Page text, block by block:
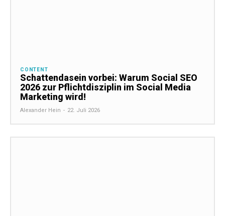
CONTENT
Schattendasein vorbei: Warum Social SEO
2026 zur Pflichtdisziplin im Social Media
Marketing wird!
Alexander Hein - 22. Juli 2026